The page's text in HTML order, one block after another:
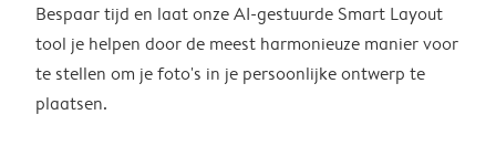
Bespaar tijd en laat onze AI-gestuurde Smart Layout
tool je helpen door de meest harmonieuze manier voor
te stellen om je foto's in je persoonlijke ontwerp te
plaatsen.